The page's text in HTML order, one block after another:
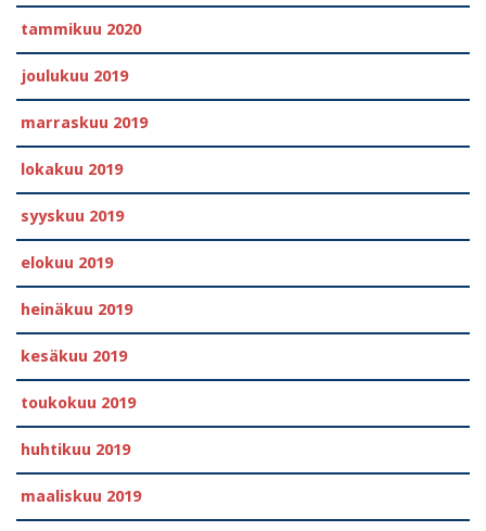
tammikuu 2020
joulukuu 2019
marraskuu 2019
lokakuu 2019
syyskuu 2019
elokuu 2019
heinäkuu 2019
kesäkuu 2019
toukokuu 2019
huhtikuu 2019
maaliskuu 2019